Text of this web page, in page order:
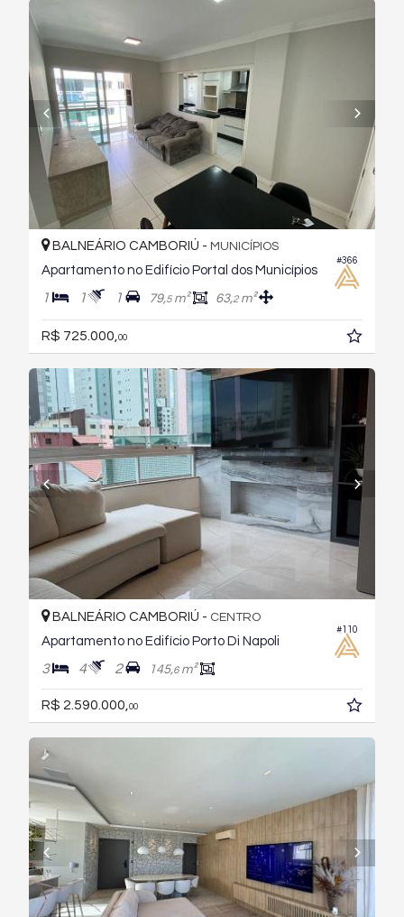
#366
BALNEÁRIO CAMBORIÚ - MUNICÍPIOS
Apartamento no Edifício Portal dos Municípios
1 1 1 79,5m² 63,2m²
R$ 725.000,00
#110
BALNEÁRIO CAMBORIÚ - CENTRO
Apartamento no Edifício Porto Di Napoli
3 4 2 145,6m²
R$ 2.590.000, 00